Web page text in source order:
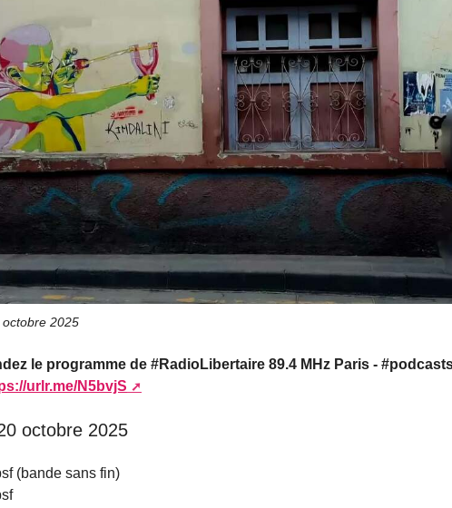
2025
le programme de #RadioLibertaire 89.4 MHz Paris -
urlr.me/N5bvjS
octobre 2025
(bande sans fin)